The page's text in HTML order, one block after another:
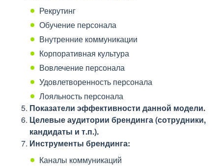
Рекрутинг
Обучение персонала
Внутренние коммуникации
Корпоративная культура
Вовлечение персонала
Удовлетворенность персонала
Лояльность персонала
Показатели эффективности данной модели.
Целевые аудитории брендинга (сотрудники,
кандидаты и т.п.).
Инструменты брендинга:
Каналы коммуникаций